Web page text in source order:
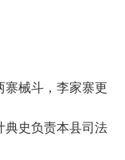
械斗，李家寨更
典史负责本县司法